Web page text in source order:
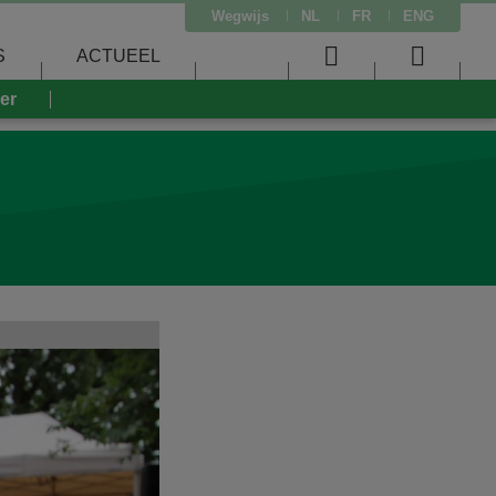
Wegwijs NL FR ENG
ACTUEEL
User
menu
menu